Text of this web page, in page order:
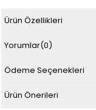
Ürün Özellikleri
Yorumlar(0)
Ödeme Seçenekleri
Ürün Önerileri